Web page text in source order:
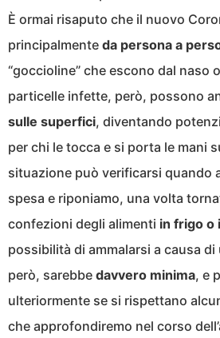
È ormai risaputo che il nuovo
principalmente da persona a
“goccioline” che escono dal naso
particelle infette, però, possono
sulle superfici, diventando
per chi le tocca e si porta le mani
situazione può verificarsi quando
spesa e riponiamo, una volta
confezioni degli alimenti in frigo o
possibilità di ammalarsi a causa di
però, sarebbe davvero minima, e
ulteriormente se si rispettano
che approfondiremo nel corso